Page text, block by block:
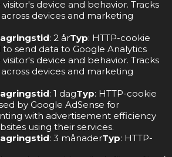
device and behavior. Tracks
devices and marketing
: 2 årTyp: HTTP-cookie
to send data to Google Analytics
device and behavior. Tracks
devices and marketing
: 1 dagTyp: HTTP-cookie
by Google AdSense for
with advertisement efficiency
using their services.
: 3 månaderTyp: HTTP-